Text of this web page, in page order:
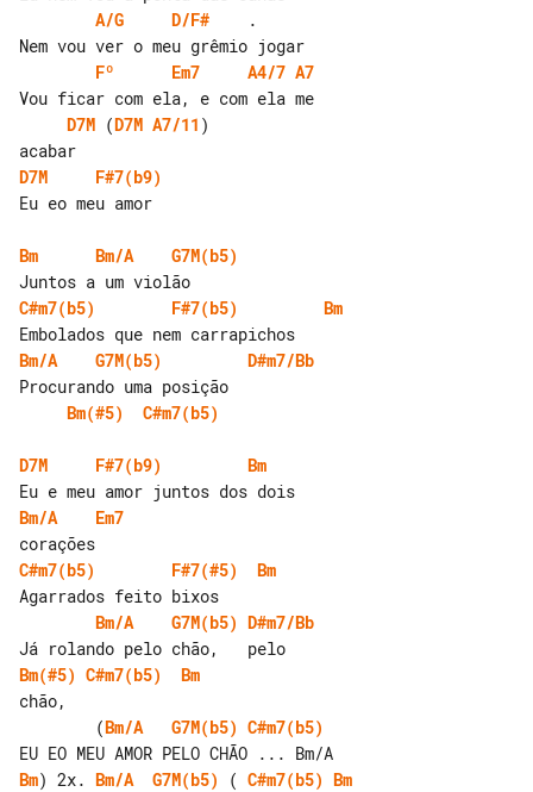
A/G
D/F#
    .
Fº
Em7 A4/7 A7
D7M (D7M A7/11 )
D7M
F#7(b9)
Eu eo meu amor
Bm Bm/A
G7M(b5)
C#m7(b5)
F#7(b5)
Bm
Bm/A
G7M(b5)
D#m7/Bb
Bm(#5)
C#m7(b5)
D7M F#7(b9)
Bm
Bm/A
Em7
C#m7(b5)
F#7(#5)
Bm
Bm/A
G7M(b5) D#m7/Bb
Bm(#5) C#m7(b5)
Bm
        (
Bm/A G7M(b5) C#m7(b5)
Bm) 2x. Bm/A G7M(b5) ( C#m7(b5) Bm